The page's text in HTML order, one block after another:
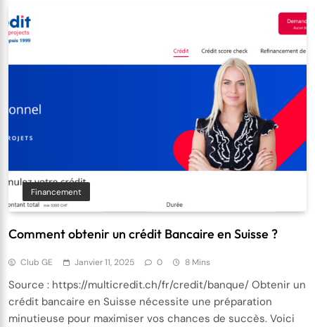
Financement
Comment obtenir un crédit Bancaire en Suisse ?
Club GE Janvier 11, 2025 0 8 Mins
Source : https://multicredit.ch/fr/credit/banque/ Obtenir un
crédit bancaire en Suisse nécessite une préparation
minutieuse pour maximiser vos chances de succès. Voici